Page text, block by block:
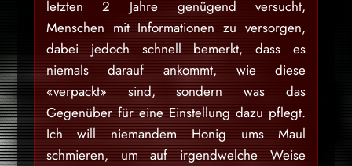
letzten 2 Jahre genügend versucht,
Menschen mit Informationen zu versorgen,
dabei jedoch schnell bemerkt, dass es
niemals darauf ankommt, wie diese
«verpackt» sind, sondern was das
Gegenüber für eine Einstellung dazu pflegt.
Ich will niemandem Honig ums Maul
schmieren, um auf irgendwelche Weise